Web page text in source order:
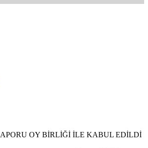
OY BİRLİĞİ İLE KABUL EDİLDİ